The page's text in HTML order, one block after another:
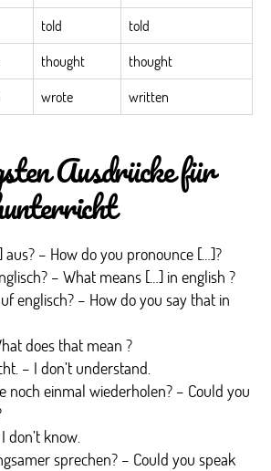
told
told
thought
thought
wrote written
Ausdrücke für
– How do you pronounce […]?
– What means […] in english ?
englisch? – How do you say that in
does that mean ?
– I don’t understand.
noch einmal wiederholen? – Could you
don’t know.
sprechen? – Could you speak